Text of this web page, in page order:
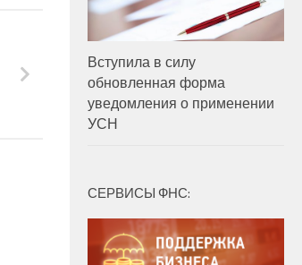
Вступила в силу
обновленная форма
уведомления о применении
УСН
СЕРВИСЫ ФНС: